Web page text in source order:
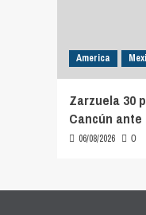
America
Zarzuela 30
Cancún ante
06/08/2026 0